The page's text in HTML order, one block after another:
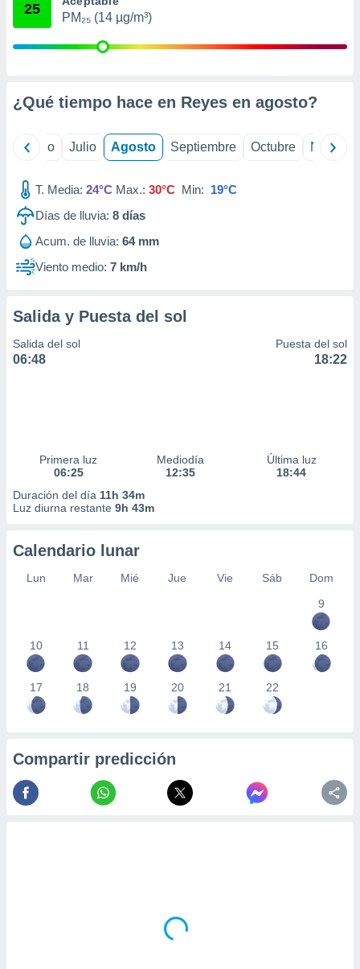
de
1199
25
PM₂₅ (14 µg/m³)
¿Qué tiempo hace en Reyes en agosto?
Junio Julio Agosto Septiembre Octubre
T. Media: 24°C Max.: 30°C Min: 19°C
Días de lluvia: 8 días
Acum. de lluvia: 64 mm
Viento medio: 7 km/h
Salida y Puesta del sol
Salida del sol
06:48
Puesta del sol
18:22
Primera luz
06:25
Mediodía
12:35
Última luz
18:44
Duración del día 11h 34m
Luz diurna restante 9h 43m
Calendario lunar
Lun Mar Mié Jue Vie Sáb
Dom
9
10 11 12 13 14 15 16
17 18 19 20 21 22
Compartir predicción